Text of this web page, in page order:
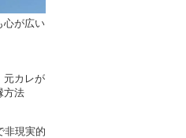
心が広い
元カレが
方法
非現実的